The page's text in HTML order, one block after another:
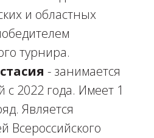
и областных
турнира.
- занимается
с 2022 года. Имеет 1
Является
Всероссийского